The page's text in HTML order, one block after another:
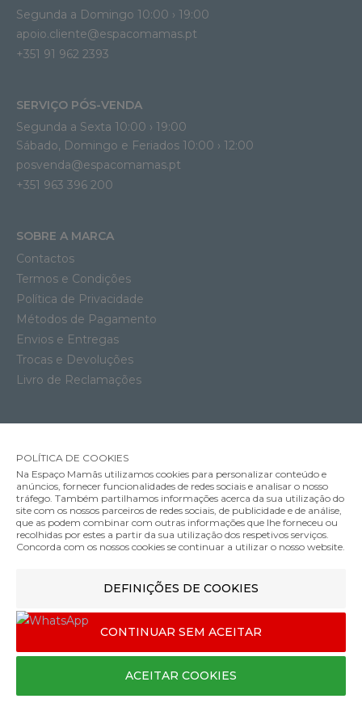
Carrinho de Bebé YOYO 3 Black Stokke com Color Pack 6+
349.00€
Cor
Segunda a Domingo 10:00 › 19:00
apoio.cliente@espacomamas.pt
+351 91 962 2393
SERVIÇO PÓS-VENDA
Segunda a Sexta 10:00 › 19:00
Sábado, Domingo e Feriados 10:00 › 12:00
posvenda@espacomamas.pt
+351 963 396 200
SOBRE A MARCA
Contactos
Termos e Condições
Política de Privacidade
Métodos de Pagamento
Envios e Entregas
Trocas e Devoluções
Livro de Reclamações
MÉTODOS DE ENVIO
MÉTODOS DE PAGAMENTO
POLÍTICA DE COOKIES
Na Espaço Mamãs utilizamos cookies para personalizar conteúdo e
anúncios, fornecer funcionalidades de redes sociais e analisar o nosso
tráfego. Também partilhamos informações acerca da sua utilização do
site com os nossos parceiros de redes sociais, de publicidade e de análise,
que as podem combinar com outras informações que lhe forneceu ou
recolhidas por estes a partir da sua utilização dos respetivos serviços.
Concorda com os nossos cookies se continuar a utilizar o nosso website.
DEFINIÇÕES DE COOKIES
CONTINUAR SEM ACEITAR
ACEITAR COOKIES